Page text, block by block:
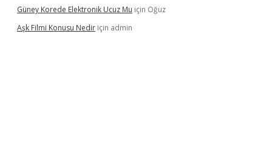
Güney Korede Elektronik Ucuz Mu için Oğuz
Aşk Filmi Konusu Nedir için admin